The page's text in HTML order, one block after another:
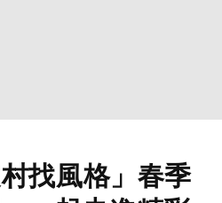
找風格」春季